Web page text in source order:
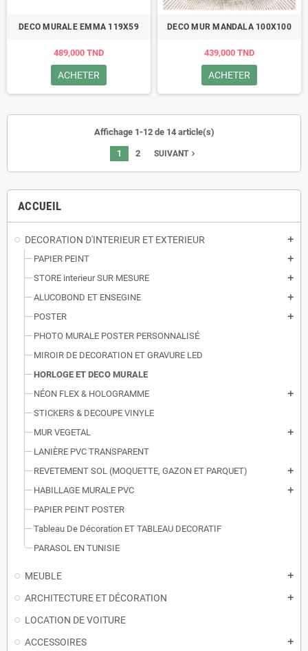
ACCUEIL
DECORATION D'INTERIEUR ET EXTERIEUR add
PAPIER PEINT add
STORE interieur SUR MESURE add
ALUCOBOND ET ENSEGINE add
POSTER add
PHOTO MURALE POSTER PERSONNALISÉ
MIROIR DE DECORATION ET GRAVURE LED
HORLOGE ET DECO MURALE
NÉON FLEX & HOLOGRAMME
add
STICKERS & DECOUPE VINYLE
MUR VEGETAL
add
LANIÈRE PVC TRANSPARENT
REVETEMENT SOL (MOQUETTE, GAZON ET PARQUET)
add
HABILLAGE MURALE PVC add
PAPIER PEINT POSTER
Tableau De Décoration ET TABLEAU DECORATIF
PARASOL EN TUNISIE
MEUBLE add
ARCHITECTURE ET DÉCORATION add
LOCATION DE VOITURE
ACCESSOIRES
add
DECO MURALE EMMA 119X59
489,000 TND
ACHETER
DECO MUR MANDALA 100X100
439,000 TND
ACHETER
Affichage 1-12 de 14 article(s)
1 2 SUIVANTnavigate_next